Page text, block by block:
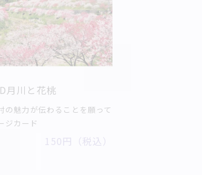
月川と花桃
の魅力が伝わることを願って
ジカード
150円（税込）